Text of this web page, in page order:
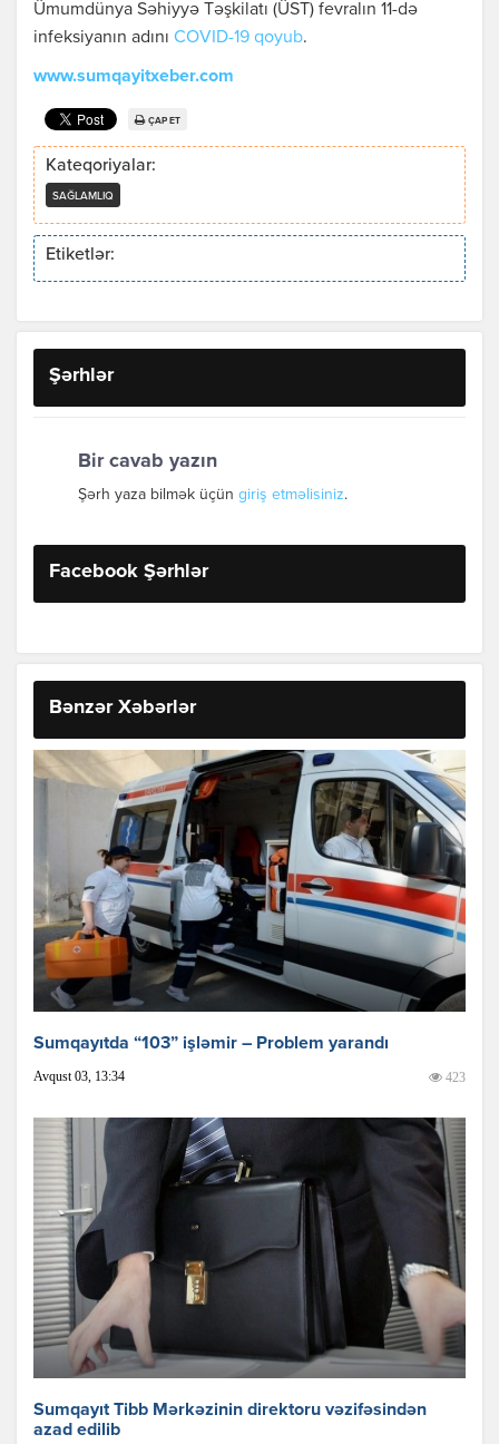
Ümumdünya Səhiyyə Təşkilatı (ÜST) fevralın 11-də
infeksiyanın adını COVID-19 qoyub.
www.sumqayitxeber.com
ÇAP ET
Kateqoriyalar:
SAĞLAMLIQ
Etiketlər:
Şərhlər
Bir cavab yazın
Şərh yaza bilmək üçün giriş etməlisiniz.
Facebook Şərhlər
Bənzər Xəbərlər
Sumqayıtda “103” işləmir – Problem yarandı
Avqust 03, 13:34 423
Sumqayıt Tibb Mərkəzinin direktoru vəzifəsindən
azad edilib